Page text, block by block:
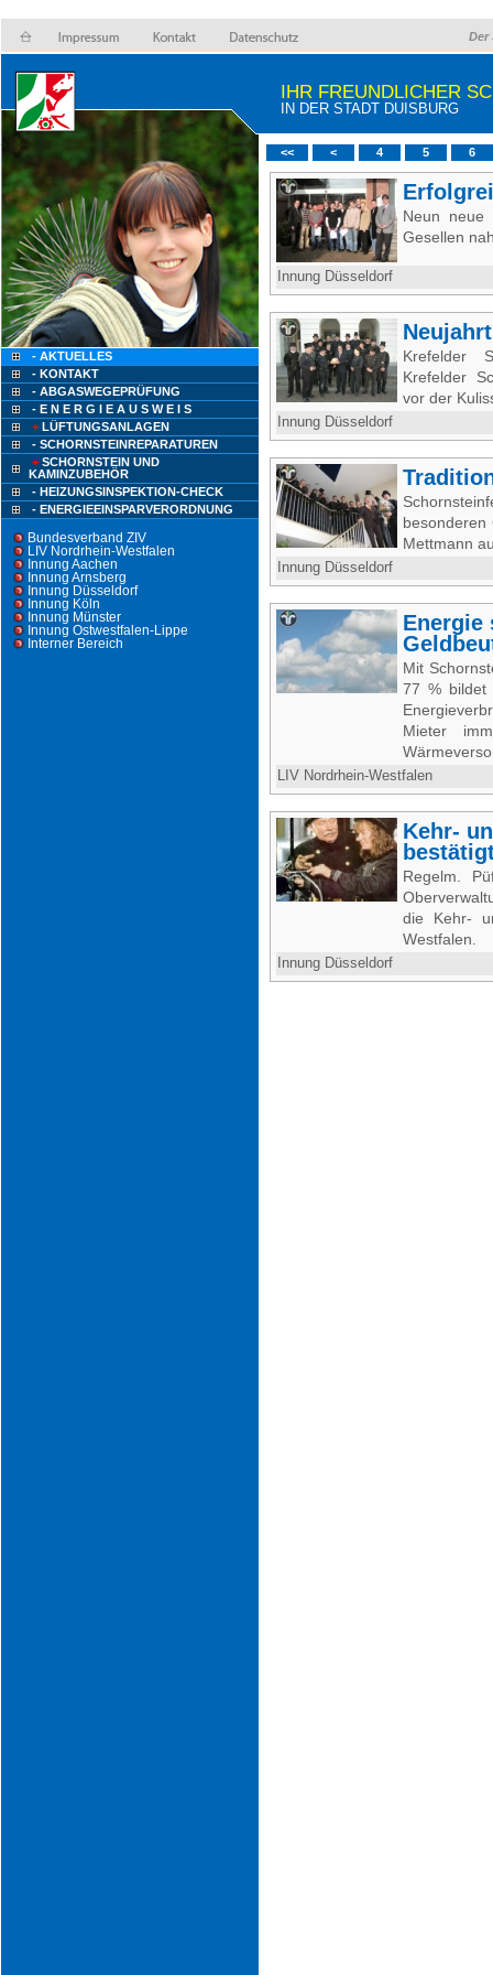
Der
- AKTUELLES
- KONTAKT
- ABGASWEGEPRÜFUNG
- E N E R G I E A U S W E I S
+ LÜFTUNGSANLAGEN
- SCHORNSTEINREPARATUREN
+ SCHORNSTEIN UND
KAMINZUBEHÖR
- HEIZUNGSINSPEKTION-CHECK
- ENERGIEEINSPARVERORDNUNG
Bundesverband ZIV
LIV Nordrhein-Westfalen
Innung Aachen
Innung Arnsberg
Innung Düsseldorf
Innung Köln
Innung Münster
Innung Ostwestfalen-Lippe
Interner Bereich
IHR FREUNDLICHER
IN DER STADT DUISBURG
<< < 4 5 6
Neun neue
Gesellen
Innung Düsseldorf
Krefelder
Krefelder
vor der
Innung Düsseldorf
besonderen
Mettmann
Innung Düsseldorf
Energie
Mit
77 % bildet
Mieter
LIV Nordrhein-Westfalen
Kehr-
Regelm.
die Kehr-
Westfalen.
Innung Düsseldorf